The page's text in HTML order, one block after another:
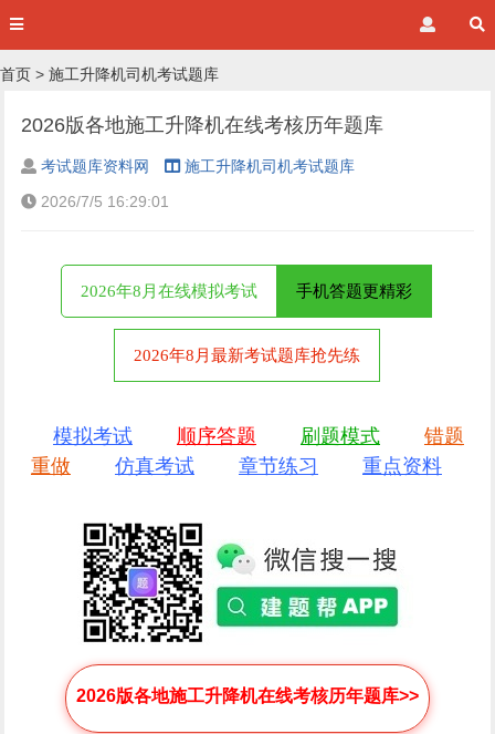
首页 > 施工升降机司机考试题库
2026版各地施工升降机在线考核历年题库
考试题库资料网
施工升降机司机考试题库
2026/7/5 16:29:01
2026年8月在线模拟考试 手机答题更精彩
2026年8月最新考试题库抢先练
模拟考试 顺序答题 刷题模式
错题
重做
仿真考试 章节练习 重点资料
2026版各地施工升降机在线考核历年题库>>